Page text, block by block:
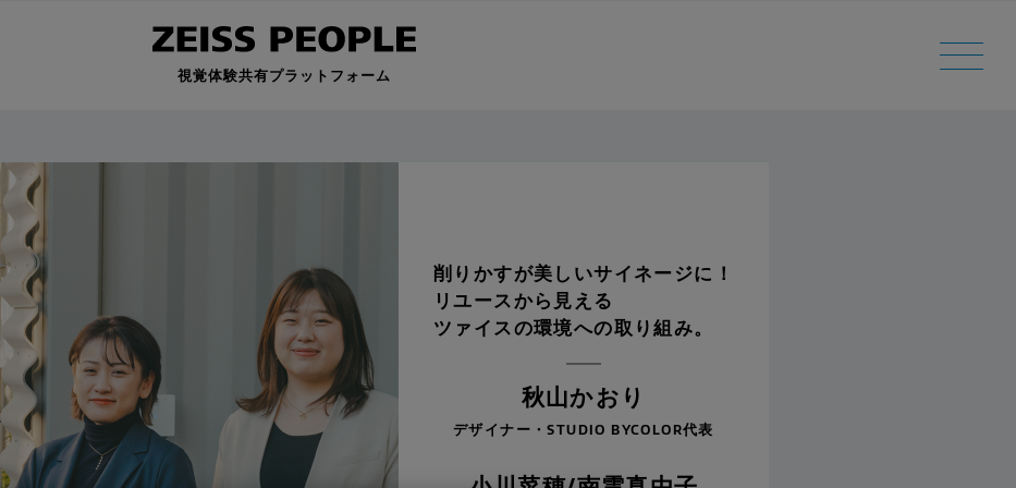
視覚体験共有プラットフォーム
削りかすが美しいサイネージに！
リユースから見える
ツァイスの環境への取り組み。
秋山かおり
デザイナー・STUDIO BYCOLOR代表